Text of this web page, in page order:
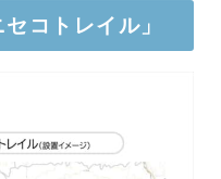
コトレイル」